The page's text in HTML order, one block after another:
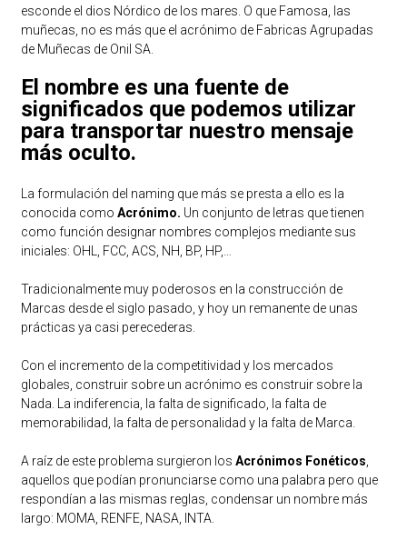
esconde el dios Nórdico de los mares. O que Famosa, las
muñecas, no es más que el acrónimo de Fabricas Agrupadas
de Muñecas de Onil SA.
El nombre es una fuente de
significados que podemos utilizar
para transportar nuestro mensaje
más oculto.
La formulación del naming que más se presta a ello es la
conocida como Acrónimo. Un conjunto de letras que tienen
como función designar nombres complejos mediante sus
iniciales: OHL, FCC, ACS, NH, BP, HP,…
Tradicionalmente muy poderosos en la construcción de
Marcas desde el siglo pasado, y hoy un remanente de unas
prácticas ya casi perecederas.
Con el incremento de la competitividad y los mercados
globales, construir sobre un acrónimo es construir sobre la
Nada. La indiferencia, la falta de significado, la falta de
memorabilidad, la falta de personalidad y la falta de Marca.
A raíz de este problema surgieron los Acrónimos Fonéticos
aquellos que podían pronunciarse como una palabra pero que
respondían a las mismas reglas, condensar un nombre más
largo: MOMA, RENFE, NASA, INTA.